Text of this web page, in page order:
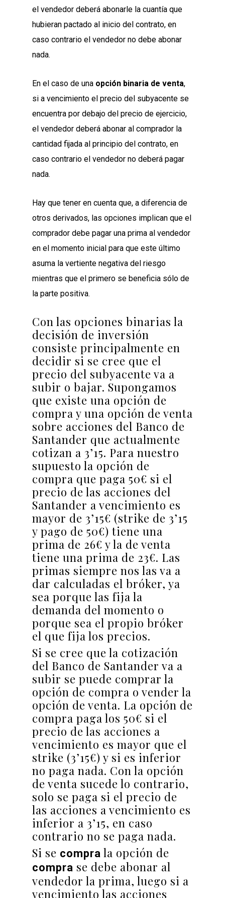
el vendedor deberá abonarle la cuantía que
hubieran pactado al inicio del contrato, en
caso contrario el vendedor no debe abonar
nada.
En el caso de una opción binaria de venta,
si a vencimiento el precio del subyacente se
encuentra por debajo del precio de ejercicio,
el vendedor deberá abonar al comprador la
cantidad fijada al principio del contrato, en
caso contrario el vendedor no deberá pagar
nada.
Hay que tener en cuenta que, a diferencia de
otros derivados, las opciones implican que el
comprador debe pagar una prima al vendedor
en el momento inicial para que este último
asuma la vertiente negativa del riesgo
mientras que el primero se beneficia sólo de
la parte positiva.
Con las opciones binarias la
decisión de inversión
consiste principalmente en
decidir si se cree que el
precio del subyacente va a
subir o bajar. Supongamos
que existe una opción de
compra y una opción de venta
sobre acciones del Banco de
Santander que actualmente
cotizan a 3’15. Para nuestro
supuesto la opción de
compra que paga 50€ si el
precio de las acciones del
Santander a vencimiento es
mayor de 3’15€ (strike de 3’15
y pago de 50€) tiene una
prima de 26€ y la de venta
tiene una prima de 23€. Las
primas siempre nos las va a
dar calculadas el bróker, ya
sea porque las fija la
demanda del momento o
porque sea el propio bróker
el que fija los precios.
Si se cree que la cotización
del Banco de Santander va a
subir se puede comprar la
opción de compra o vender la
opción de venta. La opción de
compra paga los 50€ si el
precio de las acciones a
vencimiento es mayor que el
strike (3’15€) y si es inferior
no paga nada. Con la opción
de venta sucede lo contrario,
solo se paga si el precio de
las acciones a vencimiento es
inferior a 3’15, en caso
contrario no se paga nada.
Si se compra la opción de
compra se debe abonar al
vendedor la prima, luego si a
vencimiento las acciones